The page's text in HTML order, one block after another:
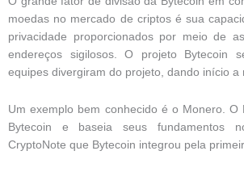
moedas no mercado de criptos é sua
privacidade proporcionados por meio de
endereços sigilosos. O projeto Bytecoin
equipes divergiram do projeto, dando início a
Um exemplo bem conhecido é o Monero.
Bytecoin e baseia seus fundamentos
CryptoNote que Bytecoin integrou pela